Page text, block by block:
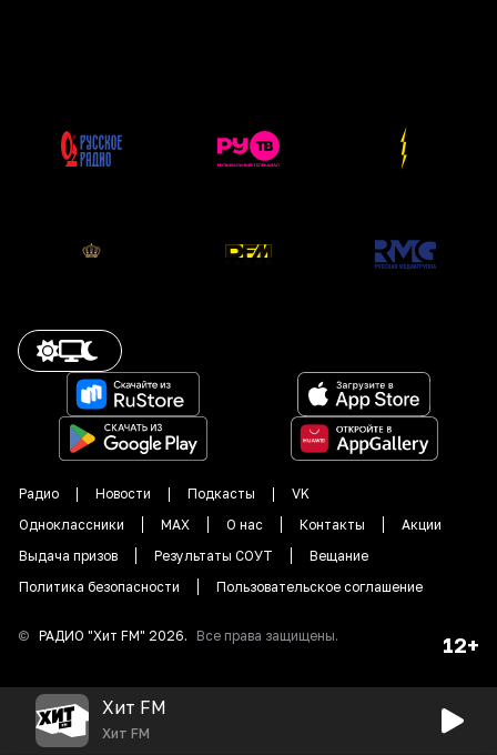
Радио Новости Подкасты
VK
Одноклассники
MAX О нас Контакты
Акции
Выдача призов
Результаты СОУТ
Вещание
Политика безопасности
Пользовательское соглашение
© РАДИО "Хит FM" 2026. Все права защищены. 12+
Хит FM
Хит FM